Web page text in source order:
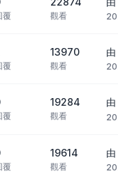
覆 觀看
覆
13970
觀看
由
覆
19284
觀看
由
覆
19614
觀看
由